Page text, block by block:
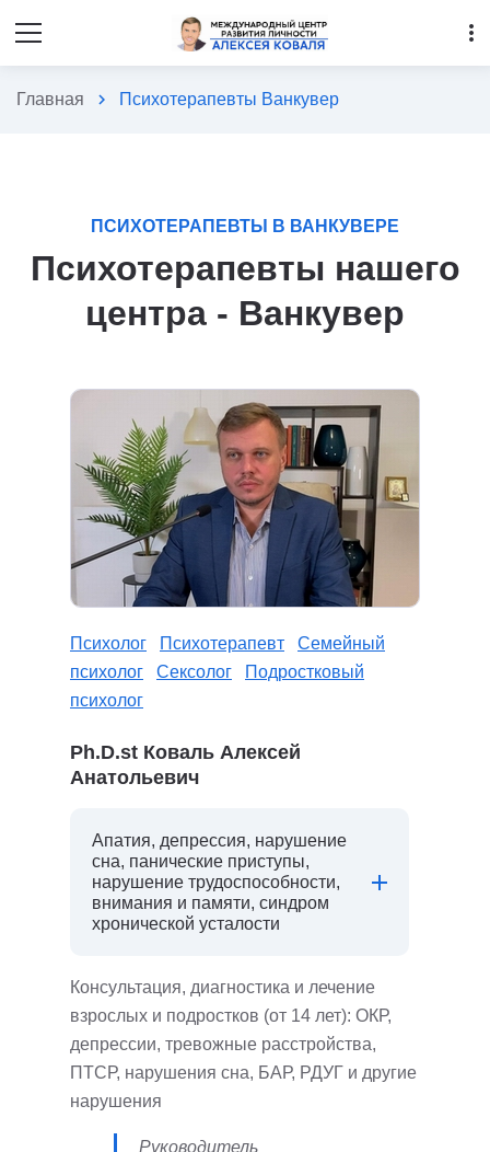
more_vert
Главная chevron_right Психотерапевты Ванкувер
ПСИХОТЕРАПЕВТЫ В ВАНКУВЕРЕ
Психотерапевты нашего
центра - Ванкувер
Психолог Психотерапевт
Семейный
психолог
Сексолог
Подростковый
психолог
Ph.D.st Коваль Алексей
Анатольевич
Апатия, депрессия, нарушение
сна, панические приступы,
нарушение трудоспособности,
внимания и памяти, синдром
хронической усталости
Консультация, диагностика и лечение
взрослых и подростков (от 14 лет): ОКР,
депрессии, тревожные расстройства,
ПТСР, нарушения сна, БАР, РДУГ и другие
нарушения
Руководитель